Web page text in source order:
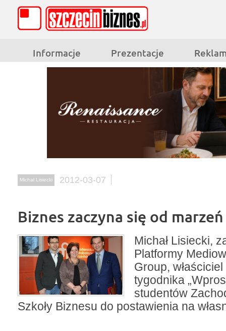
Informacje Prezentacje
Michał Lisiecki 2012-03-07
Biznes zaczyna się od marzeń
Michał Lisiecki,
Platformy
Group,
tygodnika
studentów
Szkoły Biznesu do postawienia na